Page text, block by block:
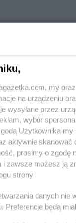
Koliber
Koliber
Koliber
Koliber
Koliber
Koliber
my
na urządzeniu
wysyłane przez
wybór
Użytkownika
aktywnie
prosimy o zgodę
i zawsze możesz ją
strony
danych
Preferencje będą